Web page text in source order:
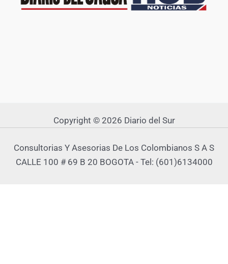
Copyright © 2026 Diario del Sur
Consultorias Y Asesorias De Los Colombianos S A S
CALLE 100 # 69 B 20 BOGOTA - Tel: (601)6134000